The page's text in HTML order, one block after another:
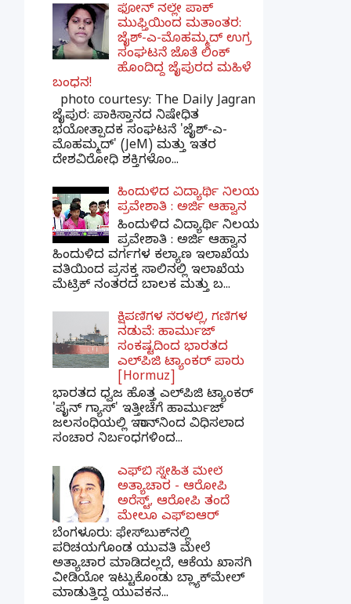
ಫೋನ್ ನಲ್ಲೇ ಪಾಕ್
ಮುಫ್ತಿಯಿಂದ ಮತಾಂತರ:
ಜೈಶ್-ಎ-ಮೊಹಮ್ಮದ್ ಉಗ್ರ
ಸಂಘಟನೆ ಜೊತೆ ಲಿಂಕ್
ಹೊಂದಿದ್ದ ಜೈಪುರದ ಮಹಿಳೆ
ಬಂಧನ!
photo courtesy: The Daily Jagran
ಜೈಪುರ: ಪಾಕಿಸ್ತಾನದ ನಿಷೇಧಿತ
ಭಯೋತ್ಪಾದಕ ಸಂಘಟನೆ 'ಜೈಶ್-ಎ-
ಮೊಹಮ್ಮದ್' (JeM) ಮತ್ತು ಇತರ
ದೇಶವಿರೋಧಿ ಶಕ್ತಿಗಳೊಂ...
ಹಿಂದುಳಿದ ವಿದ್ಯಾರ್ಥಿ ನಿಲಯ
ಪ್ರವೇಶಾತಿ : ಅರ್ಜಿ ಆಹ್ವಾನ
ಹಿಂದುಳಿದ ವಿದ್ಯಾರ್ಥಿ ನಿಲಯ
ಪ್ರವೇಶಾತಿ : ಅರ್ಜಿ ಆಹ್ವಾನ
ಹಿಂದುಳಿದ ವರ್ಗಗಳ ಕಲ್ಯಾಣ ಇಲಾಖೆಯ
ವತಿಯಿಂದ ಪ್ರಸಕ್ತ ಸಾಲಿನಲ್ಲಿ ಇಲಾಖೆಯ
ಮೆಟ್ರಿಕ್ ನಂತರದ ಬಾಲಕ ಮತ್ತು ಬ...
ಕ್ಷಿಪಣಿಗಳ ನೆರಳಲ್ಲಿ, ಗಣಿಗಳ
ನಡುವೆ: ಹಾರ್ಮುಜ್
ಸಂಕಷ್ಟದಿಂದ ಭಾರತದ
ಎಲ್‌ಪಿಜಿ ಟ್ಯಾಂಕರ್ ಪಾರು
[Hormuz]
ಭಾರತದ ಧ್ವಜ ಹೊತ್ತ ಎಲ್‌ಪಿಜಿ ಟ್ಯಾಂಕರ್
'ಪೈನ್ ಗ್ಯಾಸ್' ಇತ್ತೀಚೆಗೆ ಹಾರ್ಮುಜ್
ಜಲಸಂಧಿಯಲ್ಲಿ ಇರಾನ್‌ನಿಂದ ವಿಧಿಸಲಾದ
ಸಂಚಾರ ನಿರ್ಬಂಧಗಳಿಂದ...
ಎಫ್‌ಬಿ ಸ್ನೇಹಿತೆ ಮೇಲೆ
ಅತ್ಯಾಚಾರ - ಆರೋಪಿ
ಅರೆಸ್ಟ್, ಆರೋಪಿ ತಂದೆ
ಮೇಲೂ ಎಫ್ಐಆರ್
ಬೆಂಗಳೂರು: ಫೇಸ್‌ಬುಕ್‌ನಲ್ಲಿ
ಪರಿಚಯಗೊಂಡ ಯುವತಿ ಮೇಲೆ
ಅತ್ಯಾಚಾರ ಮಾಡಿದಲ್ಲದೆ, ಆಕೆಯ ಖಾಸಗಿ
ವೀಡಿಯೋ ಇಟ್ಟುಕೊಂಡು ಬ್ಲ್ಯಾಕ್‌ಮೇಲ್
ಮಾಡುತ್ತಿದ್ದ ಯುವಕನ...